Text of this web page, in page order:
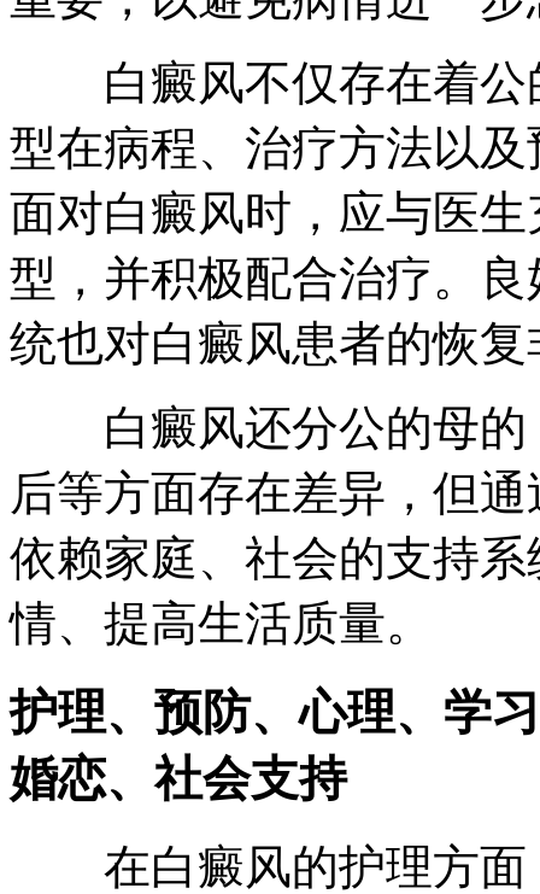
白癜风不仅存在着公
型在病程、治疗方法以
面对白癜风时，应与医
型，并积极配合治疗。
统也对白癜风患者的恢
白癜风还分公的母的
后等方面存在差异，但
依赖家庭、社会的支持
情、提高生活质量。
护理、预防、心理、学
婚恋、社会支持
在白癜风的护理方面